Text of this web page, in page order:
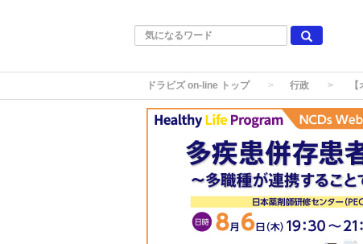
ドラビズ on-line トップ 行政